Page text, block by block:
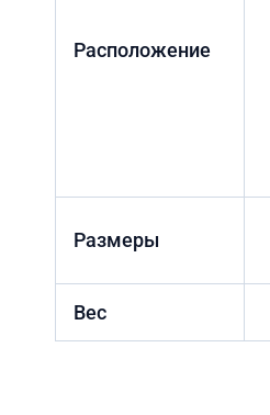
Расположение
Размеры
Вес